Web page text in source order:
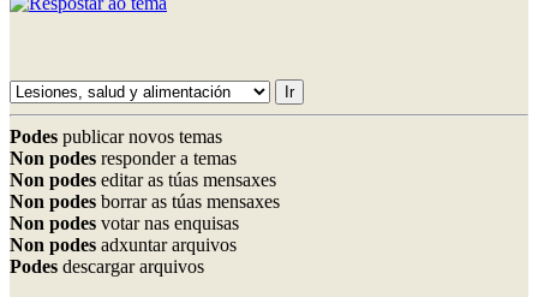
Podes publicar novos temas
Non podes responder a temas
Non podes editar as túas mensaxes
Non podes borrar as túas mensaxes
Non podes votar nas enquisas
Non podes adxuntar arquivos
Podes descargar arquivos